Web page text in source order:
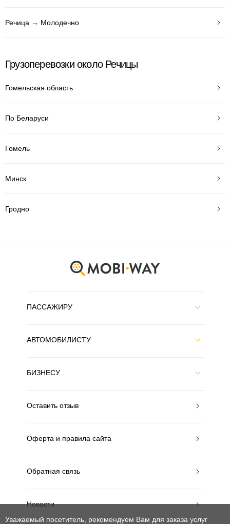
Речица → Молодечно
Грузоперевозки около Речицы
Гомельская область
По Беларуси
Гомель
Минск
Гродно
ПАССАЖИРУ
АВТОМОБИЛИСТУ
БИЗНЕСУ
Оставить отзыв
Оферта и правила сайта
Обратная связь
Новости
Уважаемый посетитель, рекомендуем Вам для заказа услуг